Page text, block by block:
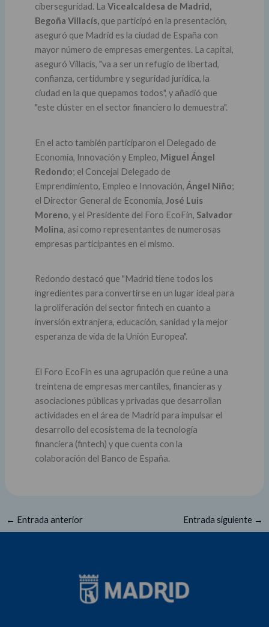
ciberseguridad. La Vicealcaldesa de Madrid,
Begoña Villacís,que participó en la presentación,
aseguró que Madrid es la ciudad de España con
mayor número de empresas emergentes. La capital,
aseguró Villacís, "va a ser un refugio de libertad,
confianza, certidumbre y seguridad jurídica, la
ciudad en la que quepamos todos", y añadió que
"este clúster en el sector financiero lo demuestra".
En el acto también participaron el Delegado de
Economía, Innovación y Empleo, Miguel Ángel
Redondo; el Concejal Delegado de
Emprendimiento, Empleo e Innovación, Ángel Niño;
el Director General de Economía, José Luis
Moreno, y el Presidente del Foro EcoFin, Salvador
Molina, así como representantes de numerosas
empresas participantes en el mismo.
Redondo destacó que "Madrid tiene todos los
ingredientes para convertirse en un lugar ideal para
la proliferación del sector fintech en cuanto a
inversión extranjera, educación, sanidad y la mejor
esperanza de vida de la Unión Europea".
El Foro EcoFin es una agrupación que reúne a una
treintena de empresas mercantiles, financieras y
asociaciones públicas y privadas que desarrollan
actividades en el área de Madrid para impulsar el
desarrollo del ecosistema de la tecnología
financiera (fintech) y que cuenta con la
colaboración del Banco de España.
← Entrada anterior Entrada siguiente →